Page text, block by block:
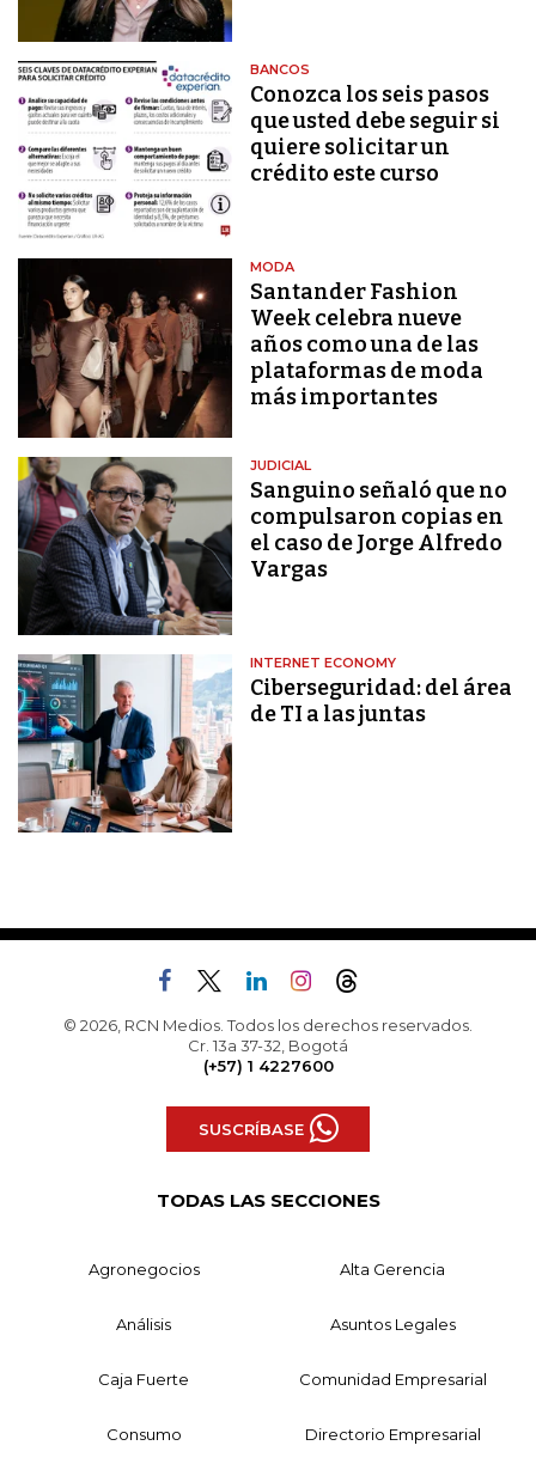
BANCOS
Conozca los seis pasos
que usted debe seguir si
quiere solicitar un
crédito este curso
MODA
Santander Fashion
Week celebra nueve
años como una de las
plataformas de moda
más importantes
JUDICIAL
Sanguino señaló que no
compulsaron copias en
el caso de Jorge Alfredo
Vargas
INTERNET ECONOMY
Ciberseguridad: del área
de TI a las juntas
© 2026, RCN Medios. Todos los derechos reservados.
Cr. 13a 37-32, Bogotá
(+57) 1 4227600
SUSCRÍBASE
TODAS LAS SECCIONES
Agronegocios Alta Gerencia
Análisis Asuntos Legales
Caja Fuerte Comunidad Empresarial
Consumo Directorio Empresarial